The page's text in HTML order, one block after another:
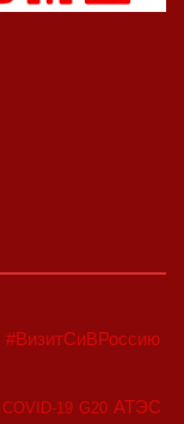
#ВизитСиВРоссию
COVID-19 G20 АТЭС